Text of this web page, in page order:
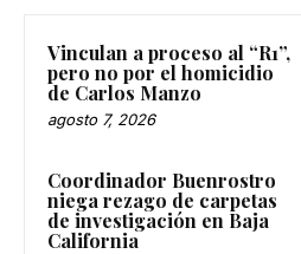
Vinculan a proceso al “R1”,
pero no por el homicidio
de Carlos Manzo
agosto 7, 2026
Coordinador Buenrostro
niega rezago de carpetas
de investigación en Baja
California